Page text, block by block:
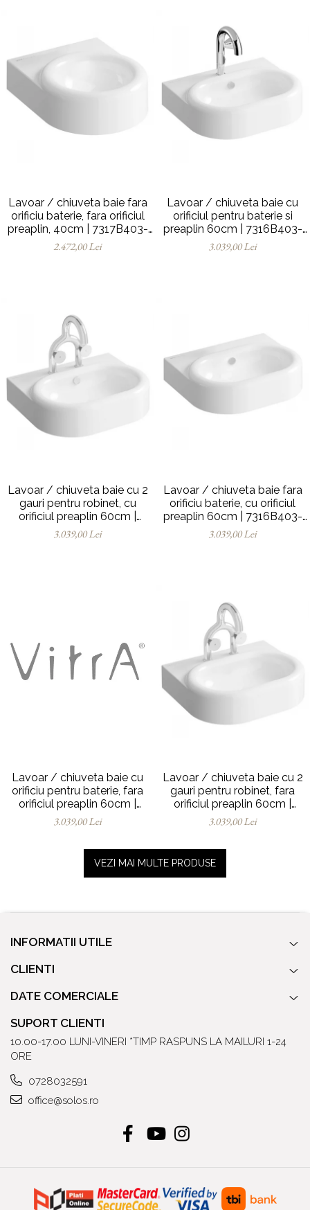
Lavoar / chiuveta baie fara
orificiu baterie, fara orificiul
preaplin, 40cm | 7317B403-
0016
2.472,00 Lei
Lavoar / chiuveta baie cu
orificiul pentru baterie si
preaplin 60cm | 7316B403-
0001
3.039,00 Lei
Lavoar / chiuveta baie cu 2
gauri pentru robinet, cu
orificiul preaplin 60cm |
7316B403-1740
3.039,00 Lei
Lavoar / chiuveta baie fara
orificiu baterie, cu orificiul
preaplin 60cm | 7316B403-
0012
3.039,00 Lei
Lavoar / chiuveta baie cu
orificiu pentru baterie, fara
orificiul preaplin 60cm |
7316B403-0041
3.039,00 Lei
Lavoar / chiuveta baie cu 2
gauri pentru robinet, fara
orificiul preaplin 60cm |
7316B403-1739
3.039,00 Lei
VEZI MAI MULTE PRODUSE
INFORMATII UTILE
CLIENTI
DATE COMERCIALE
SUPORT CLIENTI
10.00-17.00 LUNI-VINERI *TIMP RASPUNS LA MAILURI 1-24
ORE
0728032591
office@solos.ro